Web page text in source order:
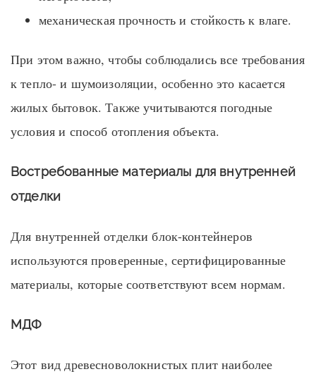
механическая прочность и стойкость к влаге.
При этом важно, чтобы соблюдались все требования
к тепло- и шумоизоляции, особенно это касается
жилых бытовок. Также учитываются погодные
условия и способ отопления объекта.
Востребованные материалы для внутренней
отделки
Для внутренней отделки блок-контейнеров
используются проверенные, сертифицированные
материалы, которые соответствуют всем нормам.
МДФ
Этот вид древесноволокнистых плит наиболее